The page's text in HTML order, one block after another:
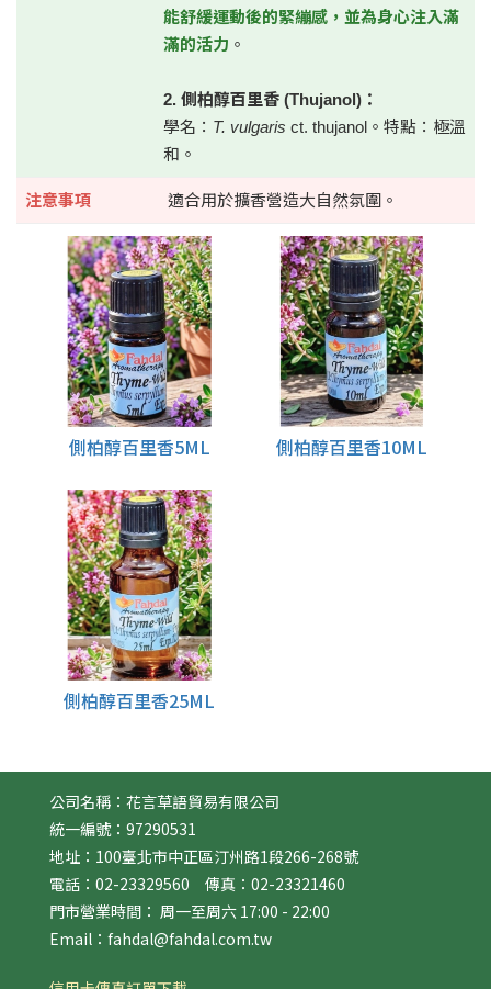
能舒緩運動後的緊繃感，並為身心注入滿
滿的活力 。
2. 側柏醇百里香 (Thujanol)：
學名： T. vulgaris ct. thujanol。特點：極溫
和。
注意事項 適合用於擴香營造大自然氛圍。
側柏醇百里香5ML 側柏醇百里香10ML
側柏醇百里香25ML
公司名稱：花言草語貿易有限公司
統一編號：97290531
地址：100臺北市中正區汀州路1段266-268號
電話：02-23329560 傳真：02-23321460
門市營業時間： 周一至周六 17:00 - 22:00
Email：fahdal@fahdal.com.tw